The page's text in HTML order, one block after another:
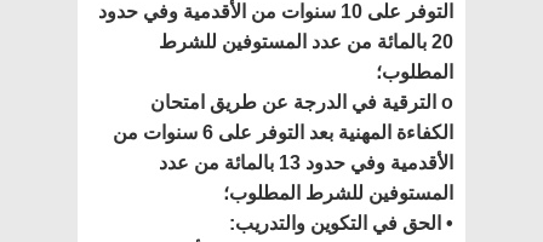
التوفر على 10 سنوات من الأقدمية وفي حدود
20 بالمائة من عدد المستوفين للشرط
المطلوب؛
o الترقية في الدرجة عن طريق امتحان
الكفاءة المهنية بعد التوفر على 6 سنوات من
الأقدمية وفي حدود 13 بالمائة من عدد
المستوفين للشرط المطلوب؛
• الحق في التكوين والتدريب: